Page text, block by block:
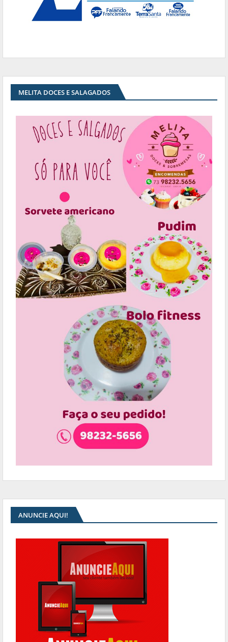
MELITA DOCES E SALAGADOS
ANUNCIE AQUI!